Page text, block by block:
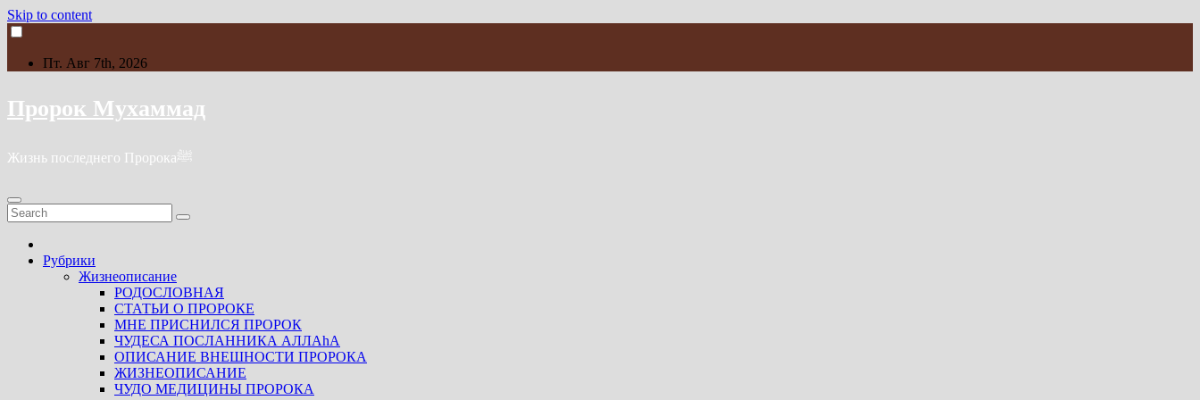
Skip to content
Пт. Авг 7th, 2026
Пророк Мухаммад
Жизнь последнего Пророкаﷺ
Рубрики
Жизнеописание
РОДОСЛОВНАЯ
СТАТЬИ О ПРОРОКЕ
МНЕ ПРИСНИЛСЯ ПРОРОК
ЧУДЕСА ПОСЛАННИКА АЛЛАhА
ОПИСАНИЕ ВНЕШНОСТИ ПРОРОКА
ЖИЗНЕОПИСАНИЕ
ЧУДО МЕДИЦИНЫ ПРОРОКА